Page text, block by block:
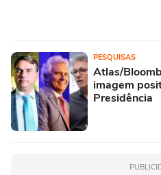
PESQUISAS
Atlas/
imagem
Presidência